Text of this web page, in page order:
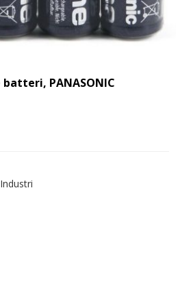
PANASONIC